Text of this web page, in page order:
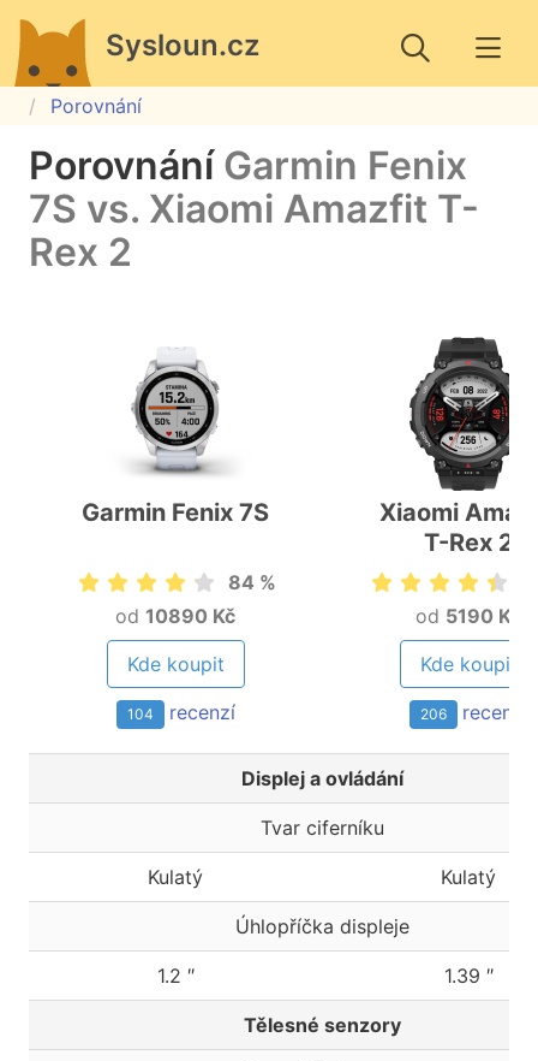
Sysloun.cz
Porovnání
Porovnání Garmin Fenix
7S vs. Xiaomi Amazfit T-
Rex 2
Garmin Fenix 7S
84 %
od 10890 Kč
Kde koupit
104 recenzí
Xiaomi
T-Rex 2
od 5190 Kč
Kde koupit
206 recenzí
Displej a ovládání
Tvar ciferníku
Kulatý Kulatý
Úhlopříčka displeje
1.2 ″ 1.39 ″
Tělesné senzory